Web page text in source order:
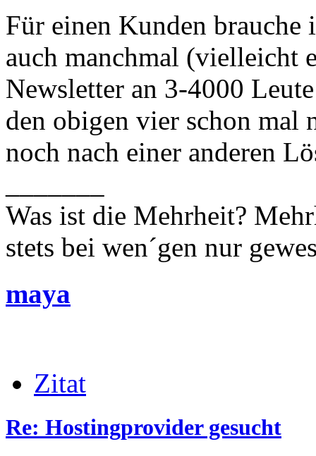
Für einen Kunden brauche
auch manchmal (vielleicht
Newsletter an 3-4000
den obigen vier schon mal
noch nach einer anderen
Was ist die Mehrheit?
stets bei wen´gen nur
maya
Zitat
Re: Hostingprovider gesucht